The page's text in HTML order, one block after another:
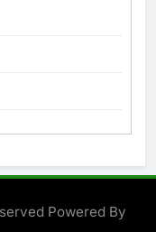
Powered By